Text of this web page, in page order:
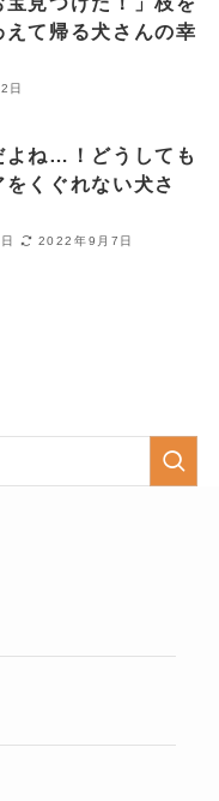
えて帰る犬さんの幸
日
よね…！どうしても
くぐれない犬さ
2022年9月7日